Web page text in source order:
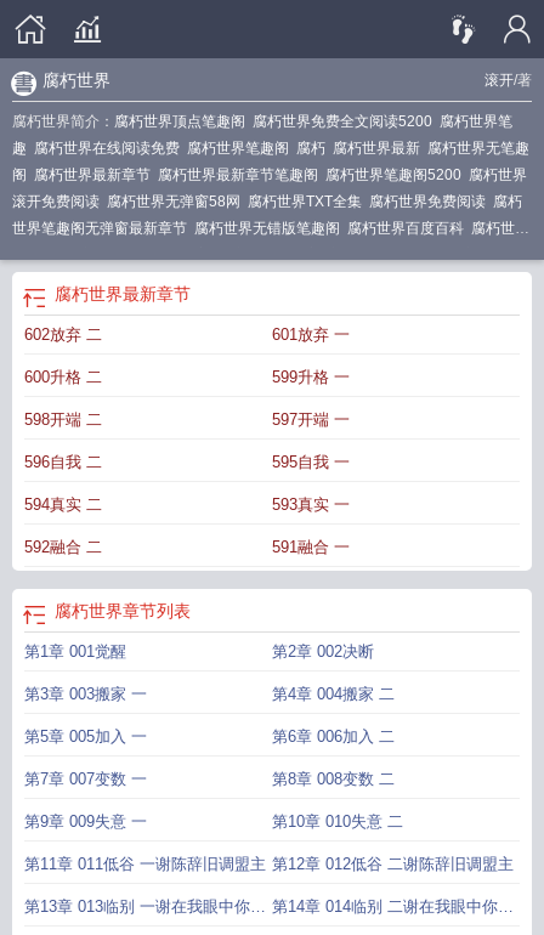
滚开/著
腐朽世界
腐朽世界简介： 腐朽世界顶点笔趣阁 腐朽世界免费全文阅读5200 腐朽世界笔
趣 腐朽世界在线阅读免费 腐朽世界笔趣阁 腐朽 腐朽世界最新 腐朽世界无笔趣
阁 腐朽世界最新章节 腐朽世界最新章节笔趣阁 腐朽世界笔趣阁5200 腐朽世界
滚开免费阅读 腐朽世界无弹窗58网 腐朽世界TXT全集 腐朽世界免费阅读 腐朽
世界笔趣阁无弹窗最新章节 腐朽世界无错版笔趣阁 腐朽世界百度百科 腐朽世界
在线阅读 腐朽世界笔趣阁无错版免费
腐朽世界最新章节
602放弃 二 601放弃 一
600升格 二 599升格 一
598开端 二 597开端 一
596自我 二 595自我 一
594真实 二 593真实 一
592融合 二 591融合 一
腐朽世界章节列表
第1章 001觉醒 第2章 002决断
第3章 003搬家 一 第4章 004搬家 二
第5章 005加入 一 第6章 006加入 二
第7章 007变数 一 第8章 008变数 二
第9章 009失意 一 第10章 010失意 二
第11章 011低谷 一谢陈辞旧调盟主 第12章 012低谷 二谢陈辞旧调盟主
第13章 013临别 一谢在我眼中你们 第14章 014临别 二谢在我眼中你们